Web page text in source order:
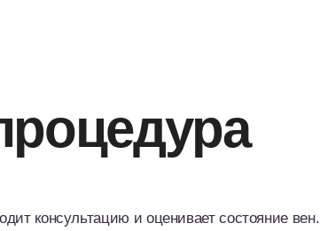
консультацию и оценивает состояние вен.